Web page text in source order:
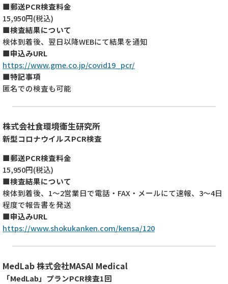
■郵送PCR検査料金
15,950円(税込)
■検査結果について
検体到着後、翌日以降WEBにて結果を通知
■申込みURL
https://www.gme.co.jp/covid19_pcr/
■特記事項
匿名での検査も可能
株式会社食環境衛生研究所
新型コロナウイルスPCR検査
■郵送PCR検査料金
15,950円(税込)
■検査結果について
検体到着後、1～2営業日で電話・FAX・メールにて速報、3～4日
程度で報告書を発送
■申込みURL
https://www.shokukanken.com/kensa/120
MedLab 株式会社MASAI Medical
「MedLab」プランPCR検査1回